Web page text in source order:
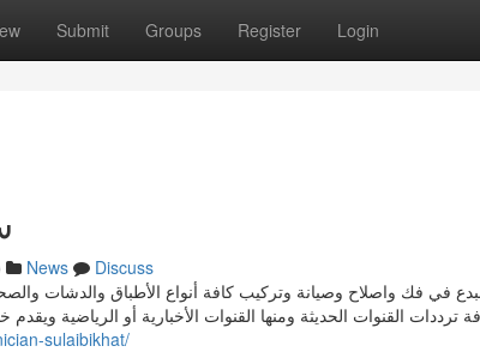
Submit Groups Register Login
News
Discuss
في فك واصلاح وصيانة وتركيب كافة أنواع الأطباق والدشات
القنوات الحديثة ومنها القنوات الأخبارية أو الرياضية
sulaibikhat/